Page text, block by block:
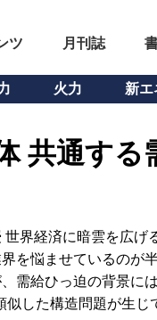
ツ 月刊誌
火力 新エ
共通する
世界経済に暗雲を広
を悩ませているのが
需給ひっ迫の背景に
した構造問題が生じ